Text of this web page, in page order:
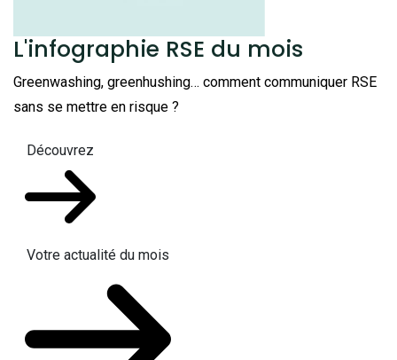
L'infographie RSE du mois
Greenwashing, greenhushing… comment communiquer RSE
sans se mettre en risque ?
Découvrez
Votre actualité du mois